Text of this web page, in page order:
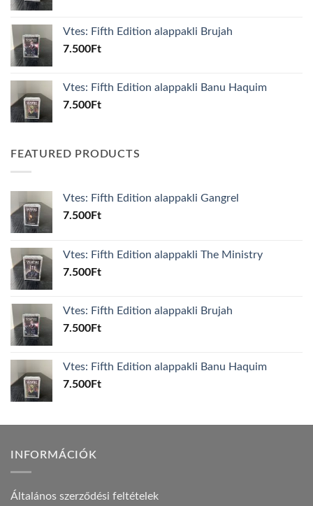
Vtes: Fifth Edition alappakli Brujah
7.500Ft
Vtes: Fifth Edition alappakli Banu Haquim
7.500Ft
FEATURED PRODUCTS
Vtes: Fifth Edition alappakli Gangrel
7.500Ft
Vtes: Fifth Edition alappakli The Ministry
7.500Ft
Vtes: Fifth Edition alappakli Brujah
7.500Ft
Vtes: Fifth Edition alappakli Banu Haquim
7.500Ft
INFORMÁCIÓK
Általános szerződési feltételek